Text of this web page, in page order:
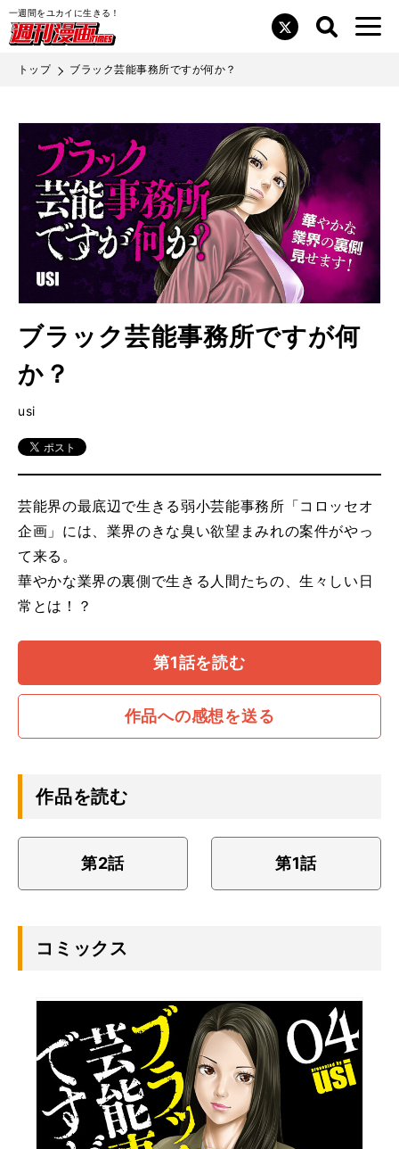
一週間をユカイに生きる！
TIMES Twitter 検索 メニュ
検索
閉じ
トップ ブラック芸能事務所ですが何か？
ブラック芸能事務所ですが何
か？
usi
芸能界の最底辺で生きる弱小芸能事務所「コロッセオ
企画」には、業界のきな臭い欲望まみれの案件がやっ
て来る。
華やかな業界の裏側で生きる人間たちの、生々しい日
常とは！？
第1話を読む
作品への感想を送る
作品を読む
第2話 第1話
コミックス
作品
作家募集
書店の皆様へ
プライバシーポリシー
お問い合わせ
画像利用・著作権について